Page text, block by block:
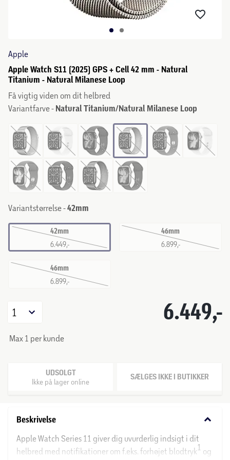
Apple
Apple Watch S11 (2025) GPS + Cell 42 mm - Natural
Titanium - Natural Milanese Loop
Få vigtig viden om dit helbred
Variantfarve - Natural Titanium/Natural Milanese Loop
Variantstørrelse -42mm
42mm
6.449,-
46mm
6.899,-
46mm
6.899,-
6.449,-
1
Max 1 per kunde
UDSOLGT
Ikke på lager online SÆLGES IKKE I BUTIKKER
Beskrivelse keyboard_arrow_down
Apple Watch Series 11 giver dig uvurderlig indsigt i dit
helbred med notifikationer om f.eks. forhøjet blodtryk1 og